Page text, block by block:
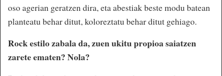
oso agerian geratzen dira, eta abestiak beste modu batean
planteatu behar ditut, koloreztatu behar ditut gehiago.
Rock estilo zabala da, zuen ukitu propioa saiatzen
zarete ematen? Nola?